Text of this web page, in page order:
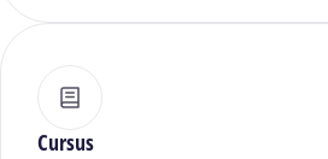
Cursus